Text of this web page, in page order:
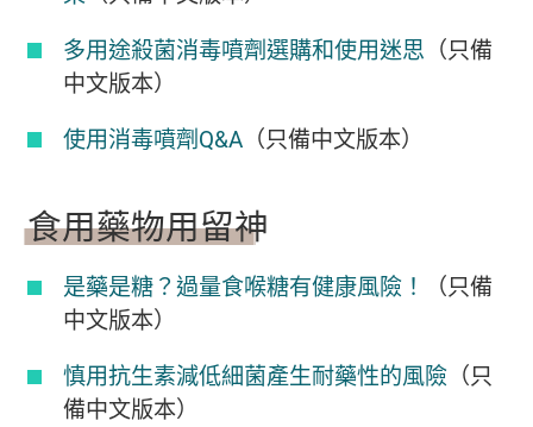
多用途殺菌消毒噴劑選購和使用迷思 （只備
中文版本）
使用消毒噴劑Q&A （只備中文版本）
食用藥物用留神
是藥是糖？過量食喉糖有健康風險！ （只備
中文版本）
慎用抗生素減低細菌產生耐藥性的風險 （只
備中文版本）